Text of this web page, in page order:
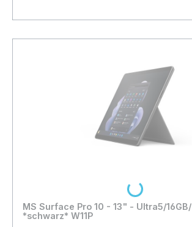
1TB SSD M.2 PCIe 4.0 x4 (2230) •
Megapixel (hinten) • Extras: Wi-Fi 7,
In den Warenkorb
MS Surface Pro 10 - 13" - Ultra5/
*schwarz* W11P
Loading...